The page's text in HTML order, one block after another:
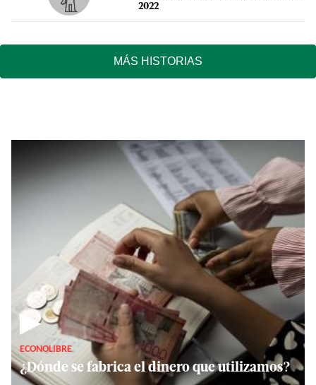
2022
MÁS HISTORIAS
▶
ECONOLIBRE
¿Dónde se fabrica el dinero que utilizamos?